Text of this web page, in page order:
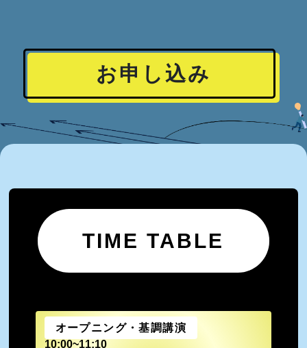
お申し込み
TIME TABLE
オープニング・基調講演
10:00~11:10